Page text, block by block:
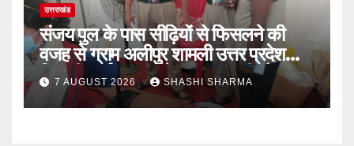
उत्तराखंड
संजय पुल के पास सीढ़ियों से फिसलने की
वजह से ग्राम अलीपुर शामली उत्तर प्रदेश
निवासी आर्यन कुमार के सर पर गहरी चोट आ
गई
7 AUGUST 2026 SHASHI SHARMA